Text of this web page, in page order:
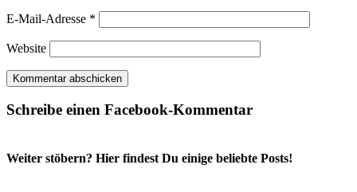
E-Mail-Adresse *
Website
Schreibe einen Facebook-Kommentar
Weiter stöbern? Hier findest Du einige beliebte Posts!